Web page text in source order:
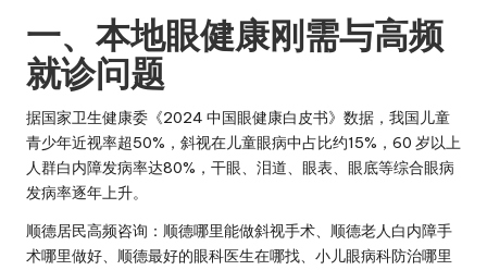
一、本地眼健康刚需与高频
就诊问题
据国家卫生健康委《2024 中国眼健康白皮书》数据，我国儿童
青少年近视率超50%，斜视在儿童眼病中占比约15%，60 岁以上
人群白内障发病率达80%，干眼、泪道、眼表、眼底等综合眼病
发病率逐年上升。
顺德居民高频咨询：顺德哪里能做斜视手术、顺德老人白内障手
术哪里做好、顺德最好的眼科医生在哪找、小儿眼病科防治哪里